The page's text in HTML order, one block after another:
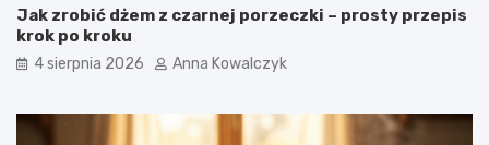
Jak zrobić dżem z czarnej porzeczki – prosty przepis
krok po kroku
4 sierpnia 2026 Anna Kowalczyk